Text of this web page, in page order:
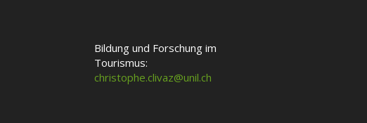
Bildung und Forschung im
Tourismus:
christophe.clivaz@unil.ch